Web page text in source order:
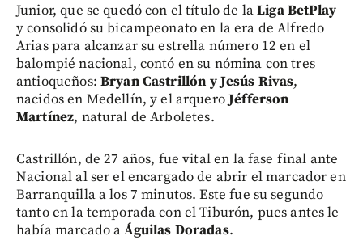
Junior, que se quedó con el título de laLiga BetPlay
y consolidó su bicampeonato en la era de Alfredo
Arias para alcanzar su estrella número 12 en el
balompié nacional, contó en su nómina con tres
antioqueños: Bryan Castrillón y Jesús Rivas,
nacidos en Medellín, y el arqueroJéfferson
Martínez, natural de Arboletes.
Castrillón, de 27 años, fue vital en la fase final ante
Nacional al ser el encargado de abrir el marcador en
Barranquilla a los 7 minutos. Este fue su segundo
tanto en la temporada con el Tiburón, pues antes le
había marcado aÁguilas Doradas.